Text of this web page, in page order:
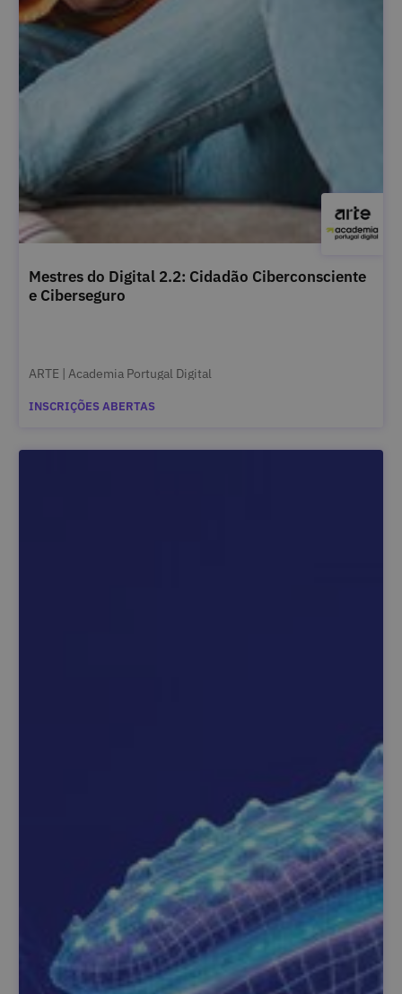
Mestres do Digital 2.2: Cidadão Ciberconsciente
e Ciberseguro
ARTE | Academia Portugal Digital
INSCRIÇÕES ABERTAS